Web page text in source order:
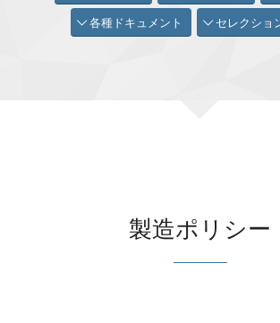
各種ドキュメント
セレクショ
製造ポリシー